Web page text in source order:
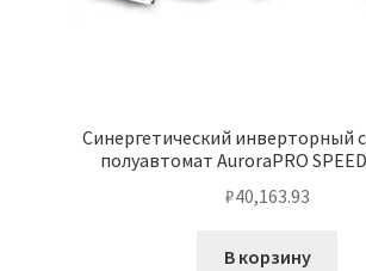
Синергетический инверторный
полуавтомат AuroraPRO
₽40,163.93
В корзину